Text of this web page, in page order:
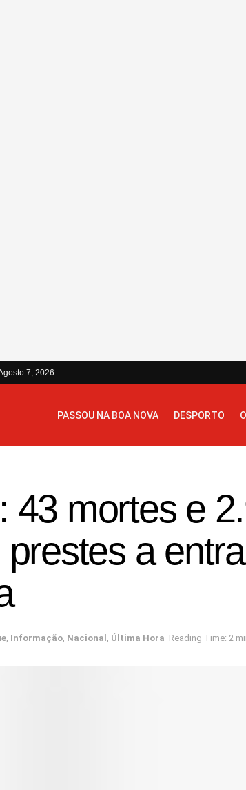
7, 2026
PASSOU NA BOA NOVA DESPORTO
43 mortes e
prestes a
, Informação, Nacional , Última Hora Reading Time: 2